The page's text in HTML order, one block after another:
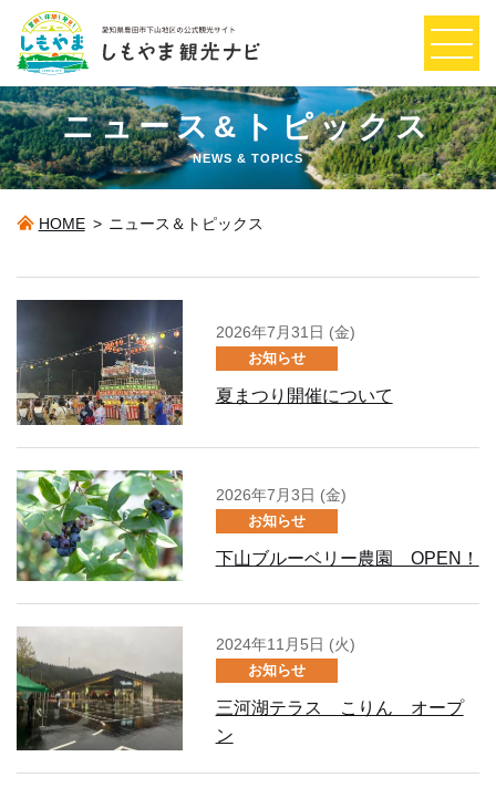
ニュース&トピックス
NEWS & TOPICS
HOME > ニュース＆トピックス
2026年7月31日 (金)
お知らせ
夏まつり開催について
2026年7月3日 (金)
お知らせ
下山ブルーベリー農園 OPEN！
2024年11月5日 (火)
お知らせ
三河湖テラス こりん オープ
ン